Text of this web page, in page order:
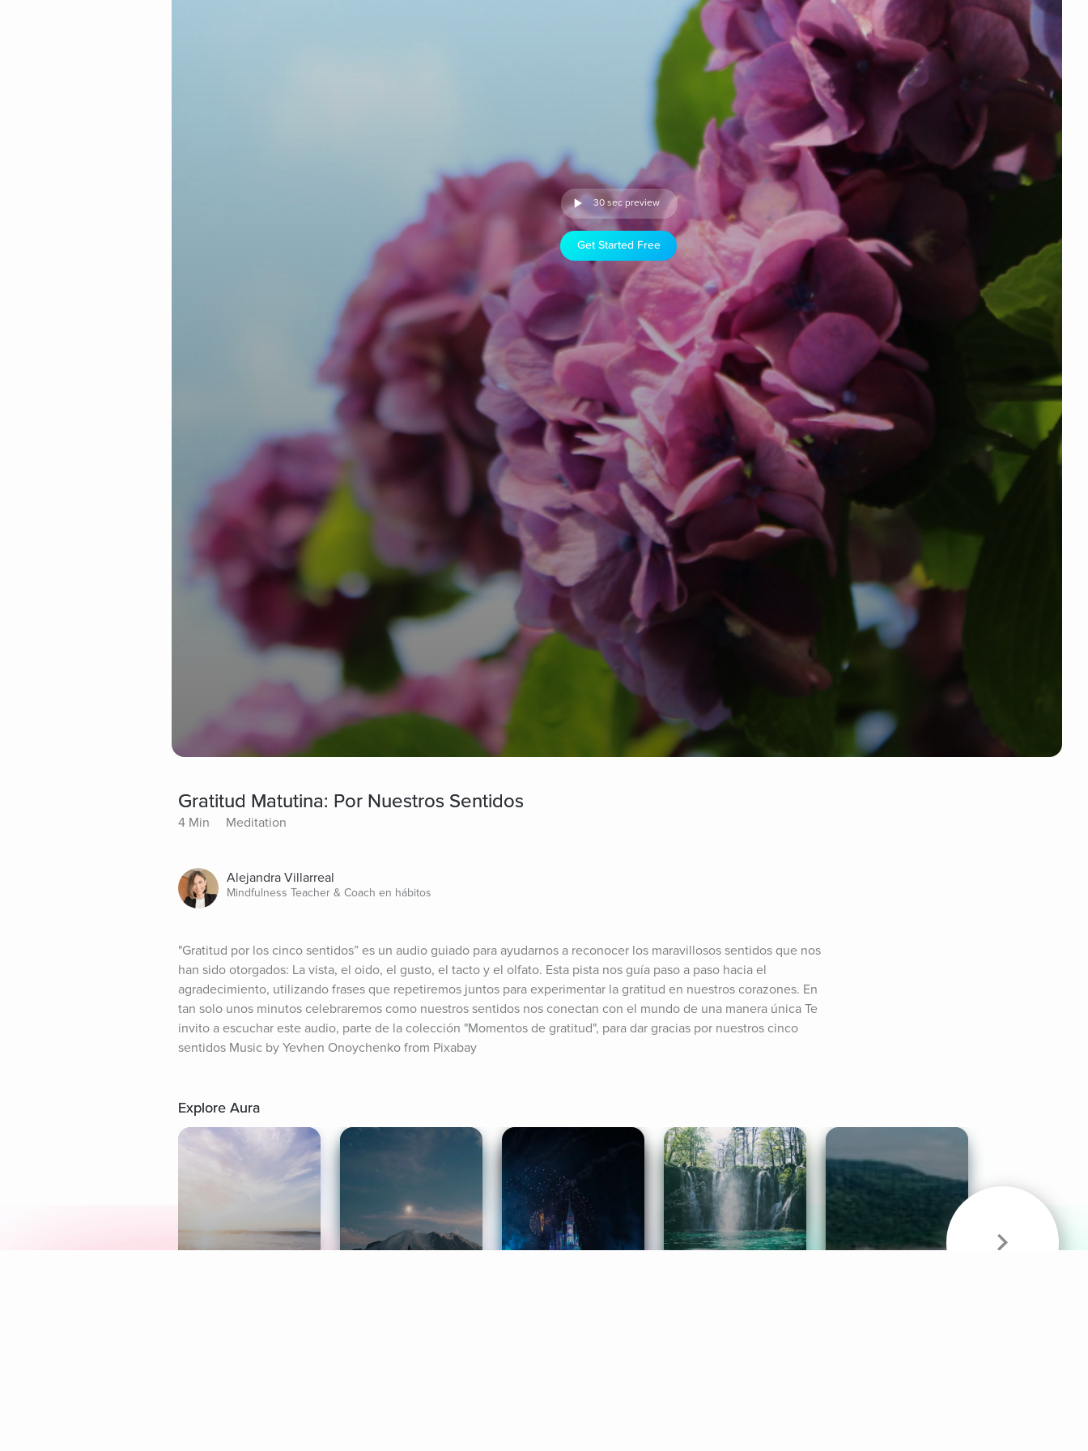
30 sec preview
Get Started Free
Gratitud Matutina: Por Nuestros Sentidos
4 Min Meditation
Alejandra Villarreal
Mindfulness Teacher & Coach en hábitos
"Gratitud por los cinco sentidos” es un audio guiado para ayudarnos a reconocer los maravillosos sentidos que nos
han sido otorgados: La vista, el oido, el gusto, el tacto y el olfato. Esta pista nos guía paso a paso hacia el
agradecimiento, utilizando frases que repetiremos juntos para experimentar la gratitud en nuestros corazones. En
tan solo unos minutos celebraremos como nuestros sentidos nos conectan con el mundo de una manera única Te
invito a escuchar este audio, parte de la colección "Momentos de gratitud", para dar gracias por nuestros cinco
sentidos Music by Yevhen Onoychenko from Pixabay
Explore Aura